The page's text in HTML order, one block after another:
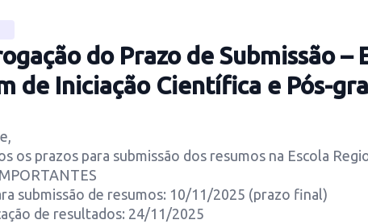
do Prazo de Submissão –
de Iniciação Científica e Pós-
os prazos para submissão dos resumos na Escola
submissão de resumos: 10/11/2025 (prazo final)
de resultados: 24/11/2025